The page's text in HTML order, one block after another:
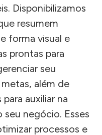
Disponibilizamos
resumem
forma visual e
prontas para
seu
além de
auxiliar na
negócio. Esses
processos e